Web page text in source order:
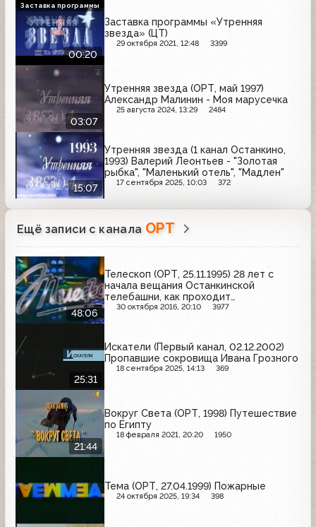
00:20
Заставка программы «Утренняя
звезда» (ЦТ)
29 октября 2021, 12:48 3399
Заставка программы
03:07
Утренняя звезда (ОРТ, май 1997)
Александр Малинин - Моя марусечка
25 августа 2024, 13:29 2484
15:07
Утренняя звезда (1 канал Останкино,
1993) Валерий Леонтьев - "Золотая
рыбка", "Маленький отель", "Мадлен"
17 сентября 2025, 10:03 372
Ещё записи с канала ОРТ
48:06
Телескоп (ОРТ, 25.11.1995) 28 лет с
начала вещания Останкинской
телебашни, как проходит
предвыборная компания на
30 октября 2016, 20:10 3977
25:31
Искатели (Первый канал, 02.12.2002)
Пропавшие сокровища Ивана Грозного
18 сентября 2025, 14:13 369
21:44
Вокруг Света (ОРТ, 1998) Путешествие
по Египту
18 февраля 2021, 20:20 1950
Тема (ОРТ, 27.04.1999) Пожарные
24 октября 2025, 19:34 398